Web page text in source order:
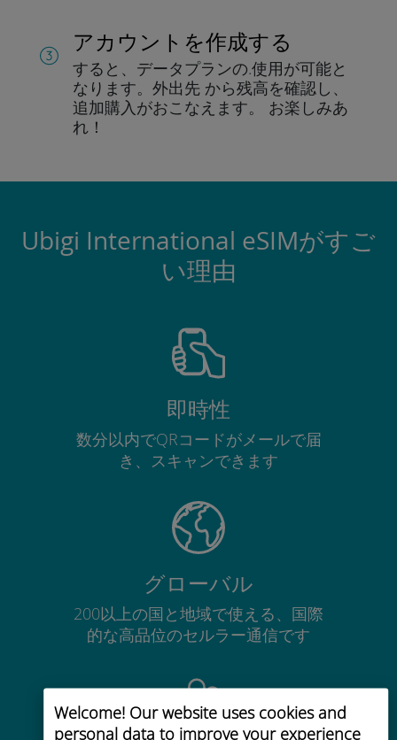
Welcome! Our website uses cookies and
personal data to improve your experience
アカウントを作成する
すると、データプランの.使用が可能と
なります。 外出先 から残高を確認し、
追加購入がおこなえます。
お楽しみあ
れ！
Ubigi International eSIMがすご
い理由
即時性
数分以内でQRコードがメールで届
き、スキャンできます
グローバル
200以上の国と地域で使える、国際
的な高品位のセルラー通信です